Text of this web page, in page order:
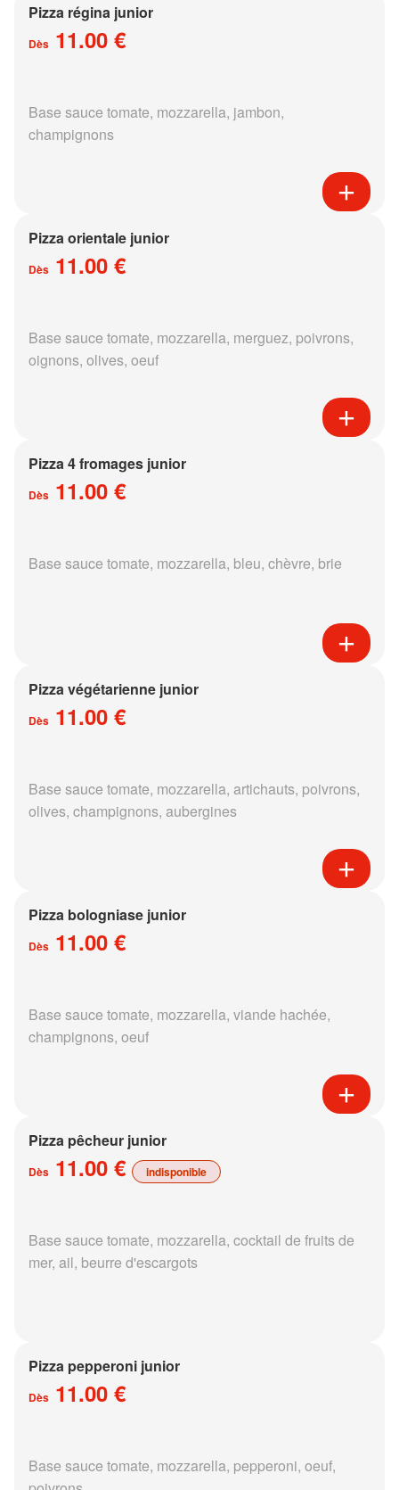
Pizza régina junior
Dès 11.00 €
Base sauce tomate, mozzarella, jambon,
champignons
Pizza orientale junior
Dès 11.00 €
Base sauce tomate, mozzarella, merguez, poivrons,
oignons, olives, oeuf
Pizza 4 fromages junior
Dès 11.00 €
Base sauce tomate, mozzarella, bleu, chèvre, brie
Pizza végétarienne junior
Dès 11.00 €
Base sauce tomate, mozzarella, artichauts, poivrons,
olives, champignons, aubergines
Pizza bologniase junior
Dès 11.00 €
Base sauce tomate, mozzarella, viande hachée,
champignons, oeuf
Pizza pêcheur junior
Dès 11.00 € indisponible
Base sauce tomate, mozzarella, cocktail de fruits de
mer, ail, beurre d'escargots
Pizza pepperoni junior
Dès 11.00 €
Base sauce tomate, mozzarella, pepperoni, oeuf,